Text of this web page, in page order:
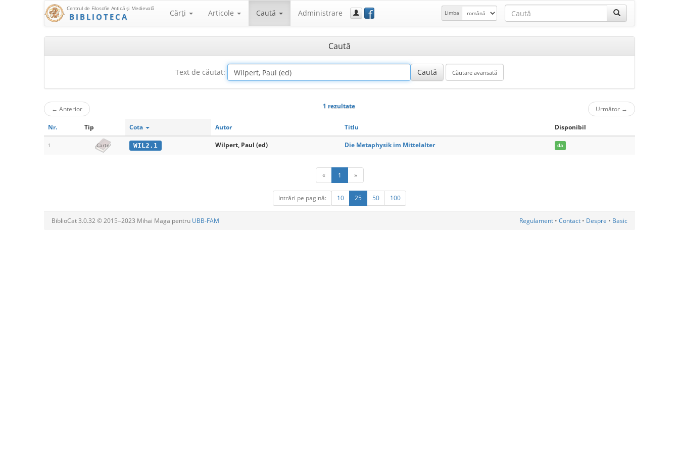
Centrul de Filosofie Antică şi Medievală
BIBLIOTECA Cărţi Articole Caută Administrare f Limba
Caută
Text de căutat:
← Anterior 1 rezultate Următor →
Nr. Tip Cota Autor Titlu Disponibil
1 Carte WIL2.1 Wilpert, Paul (ed) Die Metaphysik im Mittelalter da
« 1 »
Intrări pe pagină: 10 25 50 100
BiblioCat 3.0.32 © 2015‒2023 Mihai Maga pentru UBB-FAM Regulament • Contact • Despre • Basic